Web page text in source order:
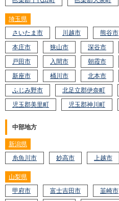
埼玉県
さいたま市
川越市 熊谷市
本庄市
狭山市 深谷市
戸田市
入間市 朝霞市
新座市
桶川市 北本市
ふじみ野市
北足立郡伊奈町
児玉郡美里町
児玉郡神川町
中部地方
新潟県
糸魚川市
妙高市 上越市
山梨県
甲府市
富士吉田市 韮崎市